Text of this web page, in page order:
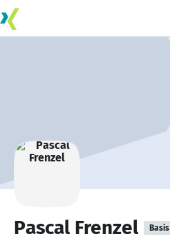
Pascal Frenzel Basis